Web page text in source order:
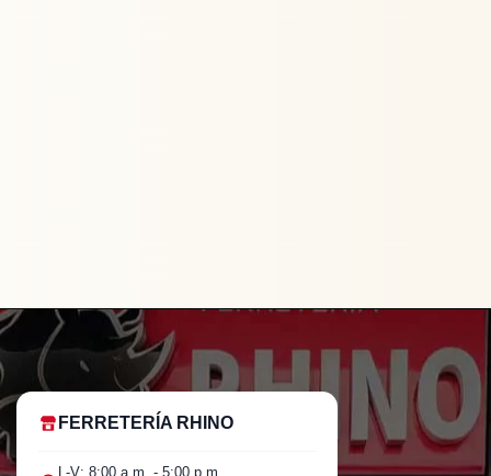
FERRETERÍA RHINO
L-V: 8:00 a.m. - 5:00 p.m.